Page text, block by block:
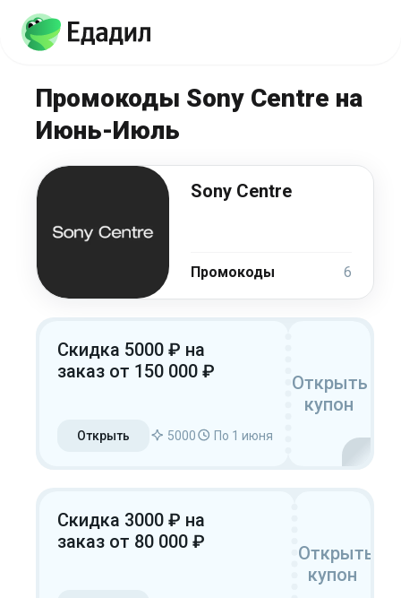
Промокоды Sony Centre на
Июнь-Июль
Sony Centre
Промокоды 6
Скидка 5000 ₽ на
заказ от 150 000 ₽
Открыть 5000 По 1 июня
Открыть
купон
Скидка 3000 ₽ на
заказ от 80 000 ₽
Открыть
купон